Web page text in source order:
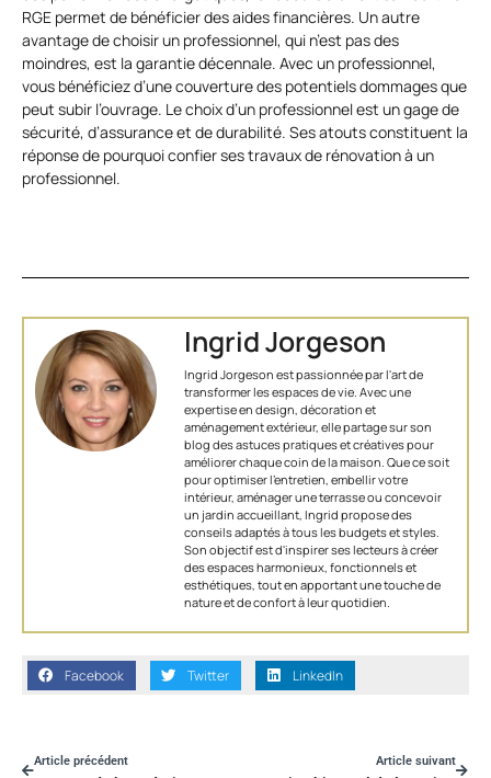
RGE permet de bénéficier des aides financières. Un autre
avantage de choisir un professionnel, qui n’est pas des
moindres, est la garantie décennale. Avec un professionnel,
vous bénéficiez d’une couverture des potentiels dommages que
peut subir l’ouvrage. Le choix d’un professionnel est un gage de
sécurité, d’assurance et de durabilité. Ses atouts constituent la
réponse de pourquoi confier ses travaux de rénovation à un
professionnel.
Ingrid Jorgeson
Ingrid Jorgeson est passionnée par l'art de
transformer les espaces de vie. Avec une
expertise en design, décoration et
aménagement extérieur, elle partage sur son
blog des astuces pratiques et créatives pour
améliorer chaque coin de la maison. Que ce soit
pour optimiser l’entretien, embellir votre
intérieur, aménager une terrasse ou concevoir
un jardin accueillant, Ingrid propose des
conseils adaptés à tous les budgets et styles.
Son objectif est d'inspirer ses lecteurs à créer
des espaces harmonieux, fonctionnels et
esthétiques, tout en apportant une touche de
nature et de confort à leur quotidien.
Facebook Twitter LinkedIn
Article précédent Article suivant